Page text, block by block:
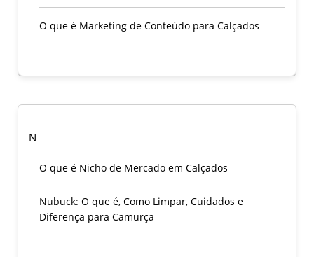
O que é Marketing de Conteúdo para Calçados
N
O que é Nicho de Mercado em Calçados
Nubuck: O que é, Como Limpar, Cuidados e
Diferença para Camurça